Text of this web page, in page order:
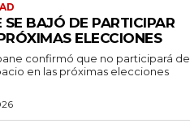
SE BAJÓ DE PARTICIPAR
ELECCIONES
confirmó que no participará de
en las próximas elecciones